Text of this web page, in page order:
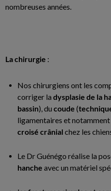
nombreuses années.
La chirurgie :
Nos chirurgiens ont les
corriger la dysplasie de la
bassin), du coude (
ligamentaires et notamment
croisé crânial chez les
Le Dr Guénégo réalise la
hanche avec un matériel